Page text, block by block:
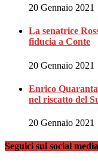
20 Gennaio 2021
La senatrice
fiducia a Conte
20 Gennaio 2021
Enrico
nel riscatto del
20 Gennaio 2021
Seguici sui social media